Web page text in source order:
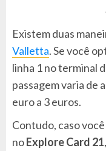
Existem duas
Valletta. Se você
linha 1 no terminal
passagem varia de
euro a 3 euros.
Contudo, caso
noExplore Card 21